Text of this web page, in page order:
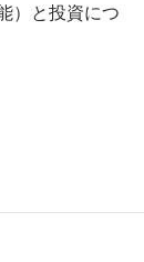
）と投資につ
マネージャー